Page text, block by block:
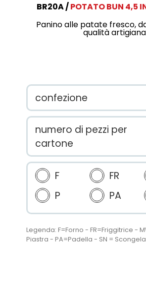
BR20A
POTATO BUN 4,5
Panino alle patate fresco,
qualità
confezione
numero di pezzi per
cartone
F FR
P
PA
Legenda: F=Forno - FR=Friggitrice -
Piastra - PA=Padella - SN =